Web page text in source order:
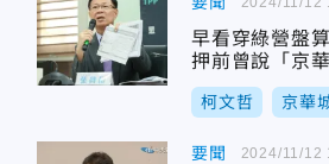
早看穿綠營盤
押前曾說「京
象深刻
柯文哲 京華
要聞 2024/11/12